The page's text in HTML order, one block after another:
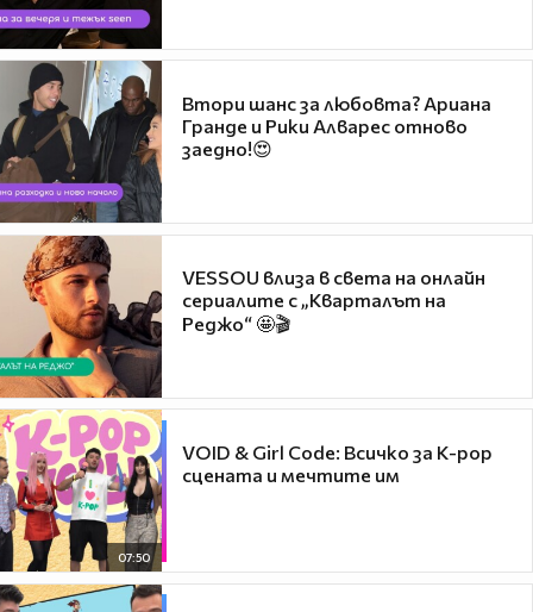
Втори шанс за любовта? Ариана
Гранде и Рики Алварес отново
заедно!😍
VESSOU влиза в света на онлайн
сериалите с „Кварталът на
Реджо“ 🤩🎬
07:50
VOID & Girl Code: Всичко за K-pop
сцената и мечтите им